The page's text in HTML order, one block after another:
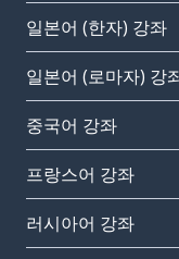
일본어 (한자) 강좌
일본어 (로마자) 강
중국어 강좌
프랑스어 강좌
러시아어 강좌